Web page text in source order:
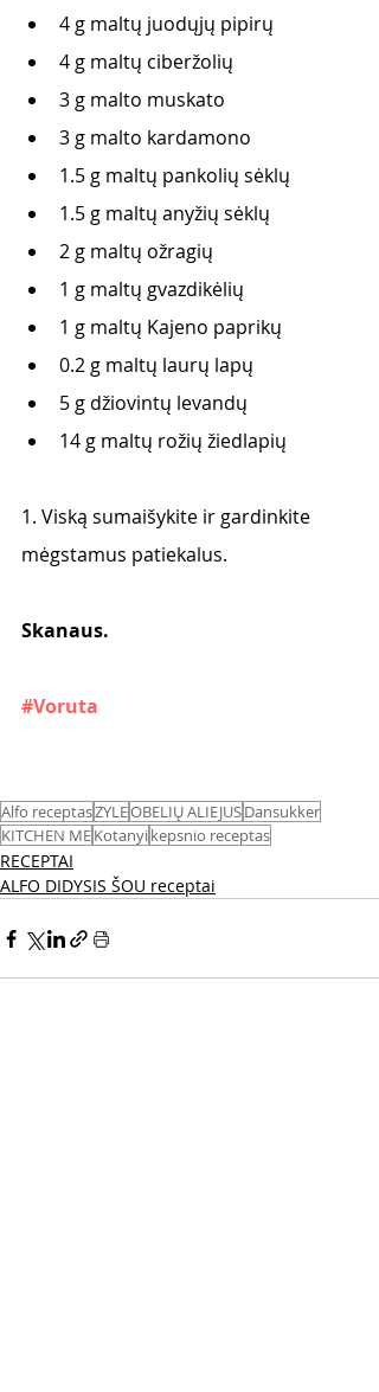
4 g maltų juodųjų pipirų
4 g maltų ciberžolių
3 g malto muskato
3 g malto kardamono
1.5 g maltų pankolių sėklų
1.5 g maltų anyžių sėklų
2 g maltų ožragių
1 g maltų gvazdikėlių
1 g maltų Kajeno paprikų
0.2 g maltų laurų lapų
5 g džiovintų levandų
14 g maltų rožių žiedlapių
1. Viską sumaišykite ir gardinkite
mėgstamus patiekalus.
Skanaus.
#Voruta
Alfo receptasZYLEOBELIŲ ALIEJUSDansukker
KITCHEN MEKotanyikepsnio receptas
RECEPTAI
ALFO DIDYSIS ŠOU receptai